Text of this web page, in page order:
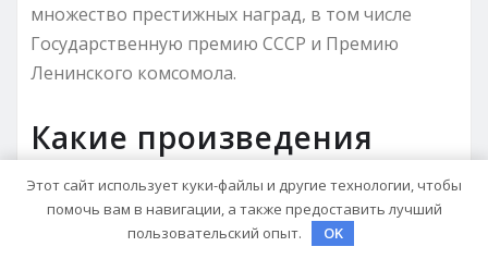
множество престижных наград, в том числе
Государственную премию СССР и Премию
Ленинского комсомола.
Какие произведения
Альфреда Шнитке
наиболее известны?
Этот сайт использует куки-файлы и другие технологии, чтобы
помочь вам в навигации, а также предоставить лучший
пользовательский опыт.
OK